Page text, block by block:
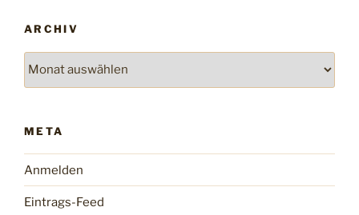
ARCHIV
META
Anmelden
Eintrags-Feed